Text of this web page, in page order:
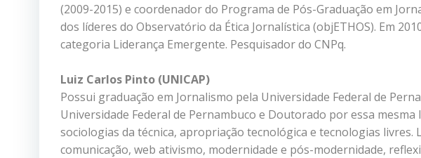
(2009-2015) e coordenador do Programa de Pós-Graduação em
dos líderes do Observatório da Ética Jornalística (objETHOS). Em
categoria Liderança Emergente. Pesquisador do CNPq.
Luiz Carlos Pinto (UNICAP)
Possui graduação em Jornalismo pela Universidade Federal de
Universidade Federal de Pernambuco e Doutorado por essa
sociologias da técnica, apropriação tecnológica e tecnologias livres.
comunicação, web ativismo, modernidade e pós-modernidade,